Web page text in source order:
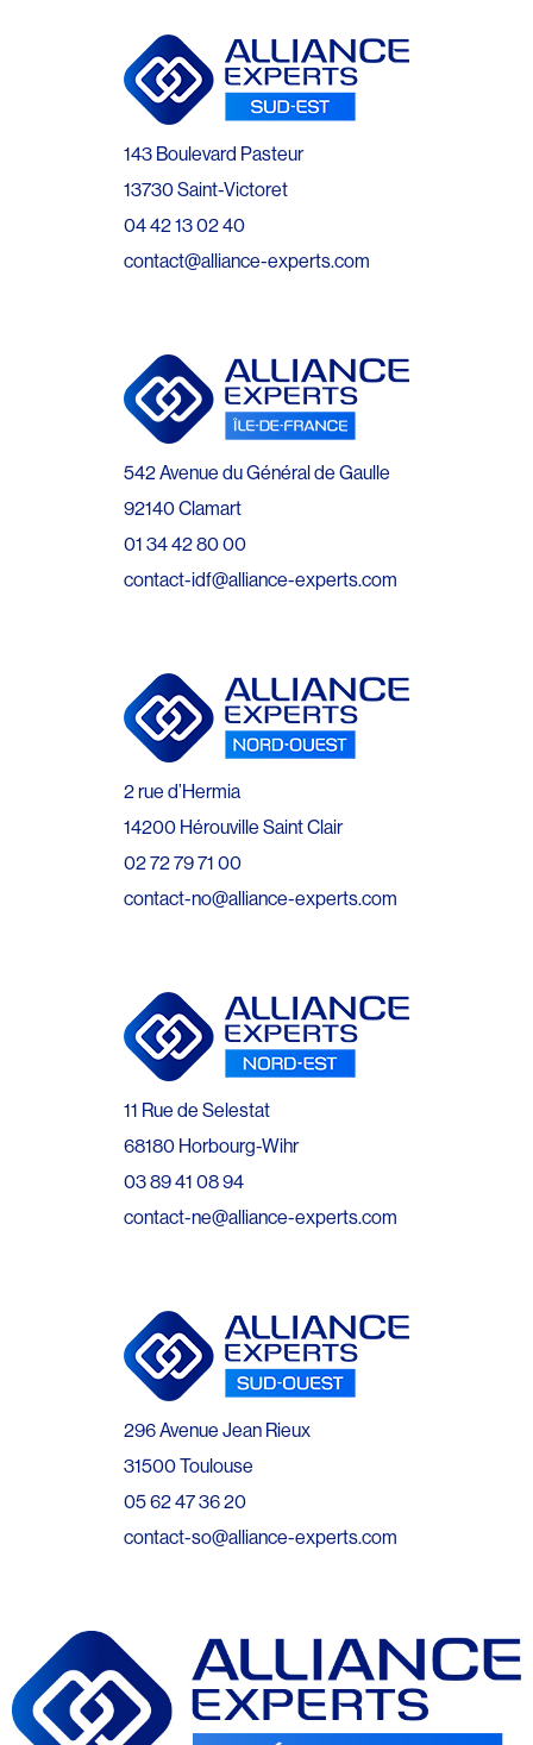
143 Boulevard Pasteur
13730 Saint-Victoret
04 42 13 02 40
contact@alliance-experts.com
542 Avenue du Général de Gaulle
92140 Clamart
01 34 42 80 00
contact-idf@alliance-experts.com
2 rue d’Hermia
14200 Hérouville Saint Clair
02 72 79 71 00
contact-no@alliance-experts.com
11 Rue de Selestat
68180 Horbourg-Wihr
03 89 41 08 94
contact-ne@alliance-experts.com
296 Avenue Jean Rieux
31500 Toulouse
05 62 47 36 20
contact-so@alliance-experts.com